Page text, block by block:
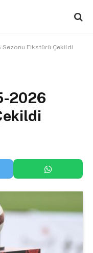
Sezonu Fikstürü Çekildi
2026